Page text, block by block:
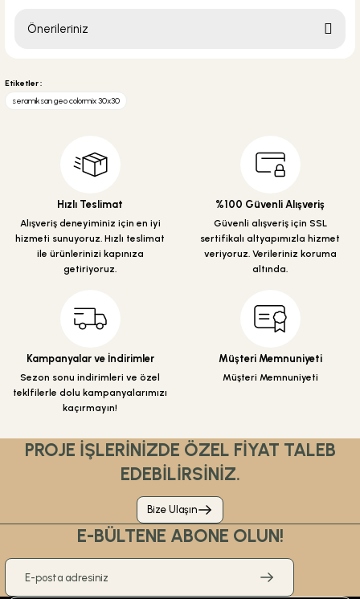
Önerileriniz
yetersiz gördüğünüz noktaları öneri formunu kullanarak tarafımıza
Görüş ve önerileriniz için teşekkür ederiz.
Ürün resmi kalitesiz, bozuk veya görüntülenemiyor.
Ürün açıklamasında eksik bilgiler bulunuyor.
Ürün fiyatı diğer sitelerden daha pahalı.
Bu ürüne benzer farklı alternatifler olmalı.
Etiketler :
seramiksan geo colormix 30x30
Hızlı Teslimat
Alışveriş deneyiminiz için en iyi
hizmeti sunuyoruz. Hızlı teslimat
ile ürünlerinizi kapınıza
getiriyoruz.
%100 Güvenli Alışveriş
Güvenli alışveriş için SSL
sertifikalı altyapımızla hizmet
veriyoruz. Verileriniz koruma
altında.
Kampanyalar ve İndirimler
Sezon sonu indirimleri ve özel
teklfilerle dolu kampanyalarımızı
kaçırmayın!
Müşteri Memnuniyeti
Müşteri Memnuniyeti
PROJE İŞLERİNİZDE ÖZEL FİYAT TALEB
EDEBİLİRSİNİZ.
Bize Ulaşın
E-BÜLTENE ABONE OLUN!